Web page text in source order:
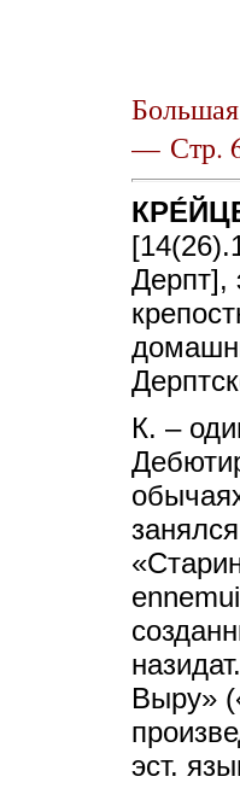
— Стр.
Дерпт],
К. –
Выру»
эст.